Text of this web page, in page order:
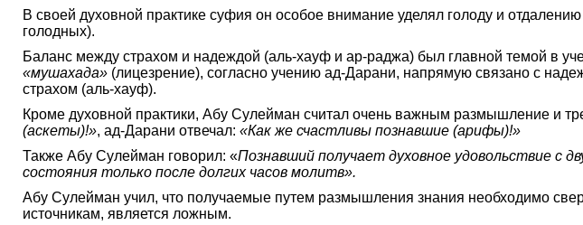
В своей духовной практике суфия он особое внимание уделял голоду и
голодных).
Баланс между страхом и надеждой (аль-хауф и ар-раджа) был главной темой в
«мушахада» (лицезрение), согласно учению ад-Дарани, напрямую связано с
страхом (аль-хауф).
Кроме духовной практики, Абу Сулейман считал очень важным размышление и
(аскеты)!», ад-Дарани отвечал: «Как же счастливы познавшие (арифы)!»
Также Абу Сулейман говорил: «Познавший получает духовное удовольствие с
состояния только после долгих часов молитв».
Абу Сулейман учил, что получаемые путем размышления знания необходимо
источникам, является ложным.